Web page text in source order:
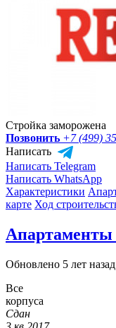
Стройка заморожена
Позвонить +7 (499)
Написать
Написать Telegram
Написать WhatsApp
Характеристики
карте Ход
Апартаменты
Обновлено 5 лет назад
Все
корпуса
Сдан